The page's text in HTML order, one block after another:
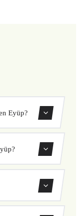
Eyüp?
y confirmar
selecciona